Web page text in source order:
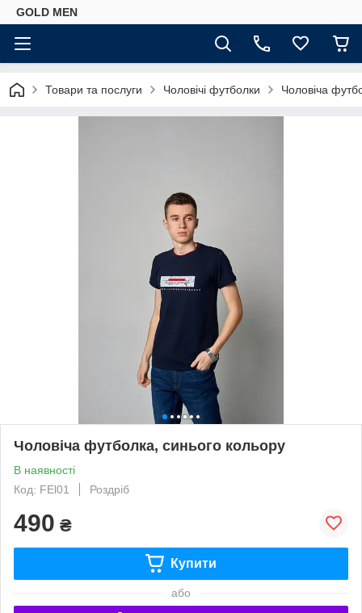
GOLD MEN
Товари та послуги Чоловічі футболки Чоловіча
Чоловіча футболка, синього кольору
В наявності
Код: FЕl01
Роздріб
490 ₴
Купити
або